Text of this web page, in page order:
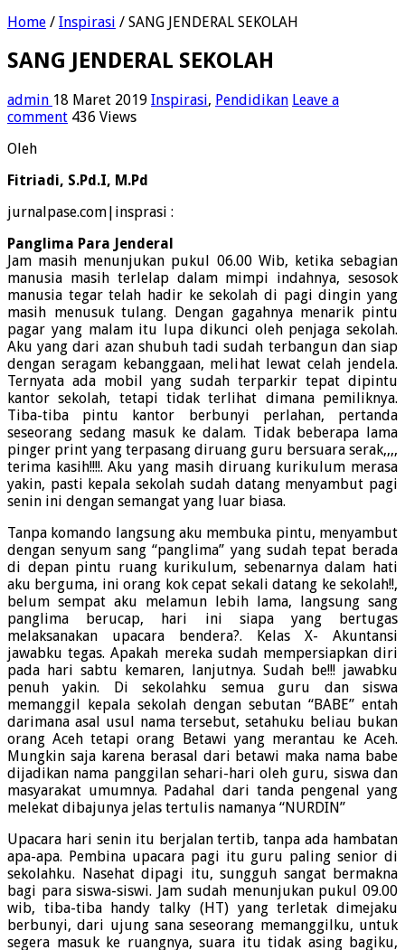
Home / Inspirasi / SANG JENDERAL SEKOLAH
SANG JENDERAL SEKOLAH
admin 18 Maret 2019 Inspirasi, Pendidikan Leave a
comment 436 Views
Oleh
Fitriadi, S.Pd.I, M.Pd
jurnalpase.com|insprasi :
Panglima Para Jenderal
Jam masih menunjukan pukul 06.00 Wib, ketika sebagian
manusia masih terlelap dalam mimpi indahnya, sesosok
manusia tegar telah hadir ke sekolah di pagi dingin yang
masih menusuk tulang. Dengan gagahnya menarik pintu
pagar yang malam itu lupa dikunci oleh penjaga sekolah.
Aku yang dari azan shubuh tadi sudah terbangun dan siap
dengan seragam kebanggaan, melihat lewat celah jendela.
Ternyata ada mobil yang sudah terparkir tepat dipintu
kantor sekolah, tetapi tidak terlihat dimana pemiliknya.
Tiba-tiba pintu kantor berbunyi perlahan, pertanda
seseorang sedang masuk ke dalam. Tidak beberapa lama
pinger print yang terpasang diruang guru bersuara serak,,,,
terima kasih!!!!. Aku yang masih diruang kurikulum merasa
yakin, pasti kepala sekolah sudah datang menyambut pagi
senin ini dengan semangat yang luar biasa.
Tanpa komando langsung aku membuka pintu, menyambut
dengan senyum sang “panglima” yang sudah tepat berada
di depan pintu ruang kurikulum, sebenarnya dalam hati
aku berguma, ini orang kok cepat sekali datang ke sekolah!!,
belum sempat aku melamun lebih lama, langsung sang
panglima berucap, hari ini siapa yang bertugas
melaksanakan upacara bendera?. Kelas X- Akuntansi
jawabku tegas. Apakah mereka sudah mempersiapkan diri
pada hari sabtu kemaren, lanjutnya. Sudah be!!! jawabku
penuh yakin. Di sekolahku semua guru dan siswa
memanggil kepala sekolah dengan sebutan “BABE” entah
darimana asal usul nama tersebut, setahuku beliau bukan
orang Aceh tetapi orang Betawi yang merantau ke Aceh.
Mungkin saja karena berasal dari betawi maka nama babe
dijadikan nama panggilan sehari-hari oleh guru, siswa dan
masyarakat umumnya. Padahal dari tanda pengenal yang
melekat dibajunya jelas tertulis namanya “NURDIN”
Upacara hari senin itu berjalan tertib, tanpa ada hambatan
apa-apa. Pembina upacara pagi itu guru paling senior di
sekolahku. Nasehat dipagi itu, sungguh sangat bermakna
bagi para siswa-siswi. Jam sudah menunjukan pukul 09.00
wib, tiba-tiba handy talky (HT) yang terletak dimejaku
berbunyi, dari ujung sana seseorang memanggilku, untuk
segera masuk ke ruangnya, suara itu tidak asing bagiku,